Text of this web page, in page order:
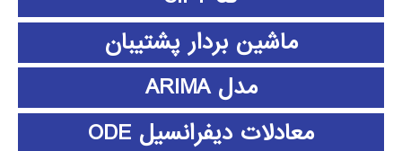
ماشین بردار پشتیبان
مدل ARIMA
معادلات دیفرانسیل ODE